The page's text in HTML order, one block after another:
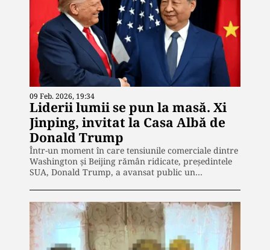
09 Feb. 2026, 19:34
Liderii lumii se pun la masă. Xi
Jinping, invitat la Casa Albă de
Donald Trump
Într-un moment în care tensiunile comerciale dintre
Washington și Beijing rămân ridicate, președintele
SUA, Donald Trump, a avansat public un…